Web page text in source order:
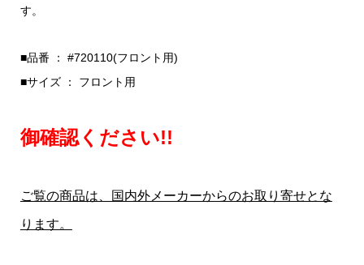
す。
■品番 ： #720110(フロント用)
■サイズ ： フロント用
御確認ください!!
ご覧の商品は、国内外メーカーからのお取り寄せとな
ります。